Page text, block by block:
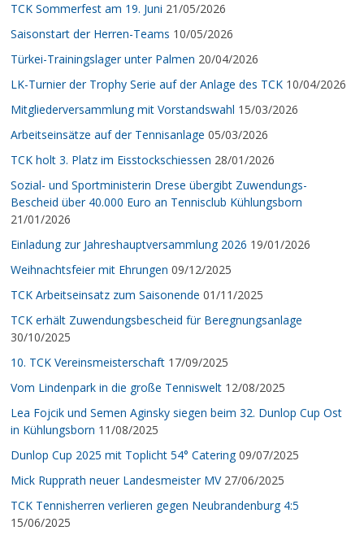
TCK Sommerfest am 19. Juni 21/05/2026
Saisonstart der Herren-Teams 10/05/2026
Türkei-Trainingslager unter Palmen 20/04/2026
LK-Turnier der Trophy Serie auf der Anlage des TCK 10/04/2026
Mitgliederversammlung mit Vorstandswahl 15/03/2026
Arbeitseinsätze auf der Tennisanlage 05/03/2026
TCK holt 3. Platz im Eisstockschiessen 28/01/2026
Sozial- und Sportministerin Drese übergibt Zuwendungs-
Bescheid über 40.000 Euro an Tennisclub Kühlungsborn
21/01/2026
Einladung zur Jahreshauptversammlung 2026 19/01/2026
Weihnachtsfeier mit Ehrungen 09/12/2025
TCK Arbeitseinsatz zum Saisonende 01/11/2025
TCK erhält Zuwendungsbescheid für Beregnungsanlage
30/10/2025
10. TCK Vereinsmeisterschaft 17/09/2025
Vom Lindenpark in die große Tenniswelt 12/08/2025
Lea Fojcik und Semen Aginsky siegen beim 32. Dunlop Cup Ost
in Kühlungsborn 11/08/2025
Dunlop Cup 2025 mit Toplicht 54° Catering 09/07/2025
Mick Rupprath neuer Landesmeister MV 27/06/2025
TCK Tennisherren verlieren gegen Neubrandenburg 4:5
15/06/2025